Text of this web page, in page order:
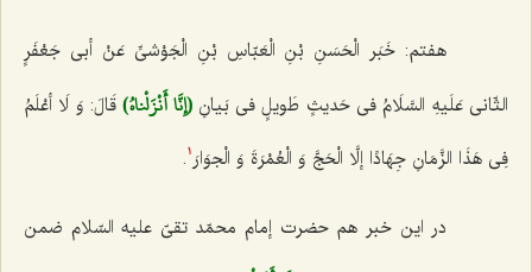
هفتم:خَبَر الْحَسَنِ بْنِ الْعَبّاسِ بْنِ الْجَوْشىِّ عَنْ أبى جَعْفَرٍ
الثّانى عَلَیهِ السَّلَامُ فى حَدیثٍ طَویلٍ فى بَیانِ‌ (إِنَّا أَنْزَلْناهُ)قَالَ: وَ لَا أعْلَمُ
فِى هَذَا الزَّمَانِ جِهَادًا إلَّا الْحَجَّ وَ الْعُمْرَةَ وَ الْجوَارَ 1
.
در این خبر هم حضرت إمام محمّد تقىّ علیه السّلام ضمن